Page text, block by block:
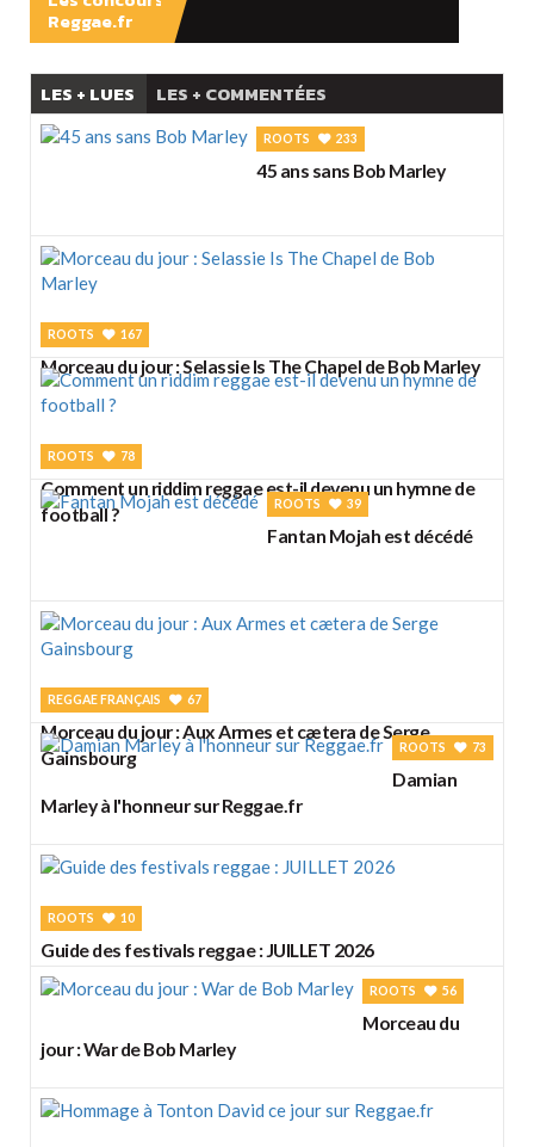
Reggae.fr
LES + LUES LES + COMMENTÉES
ROOTS 233
45 ans sans Bob Marley
ROOTS 167
Morceau du jour : Selassie Is The Chapel de Bob Marley
ROOTS 78
Comment un riddim reggae est-il devenu un hymne de
football ?
ROOTS 39
Fantan Mojah est décédé
REGGAE FRANÇAIS 67
Morceau du jour : Aux Armes et cætera de Serge
Gainsbourg
ROOTS 73
Damian
Marley à l'honneur sur Reggae.fr
ROOTS 10
Guide des festivals reggae : JUILLET 2026
ROOTS 56
Morceau du
jour : War de Bob Marley